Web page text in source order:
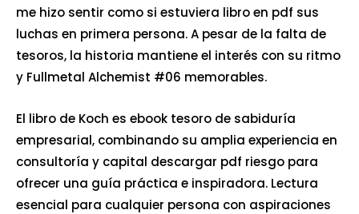
me hizo sentir como si estuviera libro en pdf sus
luchas en primera persona. A pesar de la falta de
tesoros, la historia mantiene el interés con su ritmo
y Fullmetal Alchemist #06 memorables.
El libro de Koch es ebook tesoro de sabiduría
empresarial, combinando su amplia experiencia en
consultoría y capital descargar pdf riesgo para
ofrecer una guía práctica e inspiradora. Lectura
esencial para cualquier persona con aspiraciones